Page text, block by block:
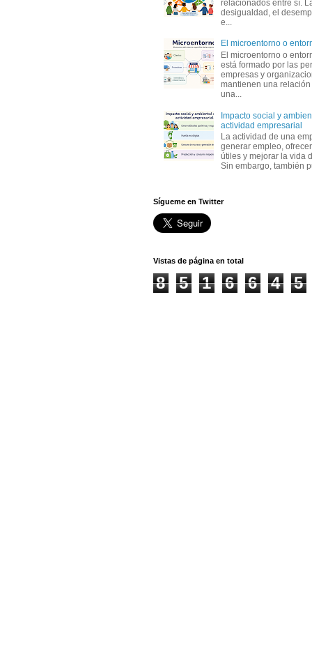
relacionados entre sí.
desigualdad, el
e...
El microentorno o
El microentorno o
está formado por las
empresas y
mantienen una
una...
Impacto social y
actividad empresarial
La actividad de una
generar empleo,
útiles y mejorar la vida
Sin embargo, también
Sígueme en Twitter
Vistas de página en total
8 5 1 6 6 4 5